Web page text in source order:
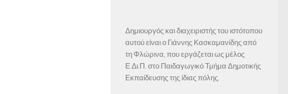
Δημιουργός και διαχειριστής του ιστότοπου
αυτού είναι ο Γιάννης Κασκαμανίδης από
τη Φλώρινα, που εργάζεται ως μέλος
Ε.Δι.Π. στο Παιδαγωγικό Τμήμα Δημοτικής
Εκπαίδευσης της ίδιας πόλης.